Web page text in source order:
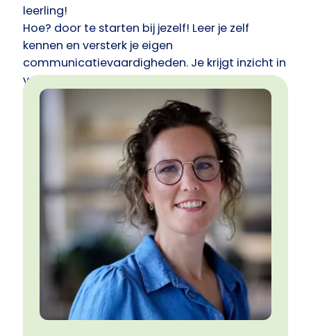
leerling!
Hoe? door te starten bij jezelf! Leer je zelf
kennen en versterk je eigen
communicatievaardigheden. Je krijgt inzicht in
verschillende communicatiestijlen en herkent
hoe je kunt bouwen aan sterke relaties. Dan
kom je toe aan de ander en kom je tot echte
verbinding met jouw leerling, die ouder of die
collega. Inzetbaar op alle lagen van het
onderwijs; stichting, school, team, leerkracht,
klas en leerling.
Nieuwsgierig geworden hoe dat in de praktijk
werkt? Neem contact met mij op!